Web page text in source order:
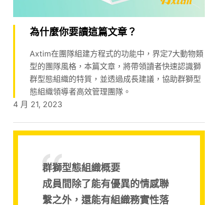
為什麼你要讀這篇文章？
Axtim在團隊組建方程式的功能中，界定7大動物類
型的團隊風格，本篇文章，將帶領讀者快速認識獅
群型態組織的特質，並透過成長建議，協助群獅型
態組織領導者高效管理團隊。
4 月 21, 2023
群獅型態組織概要
成員間除了能有優異的情感聯
繫之外，還能有組織務實性落